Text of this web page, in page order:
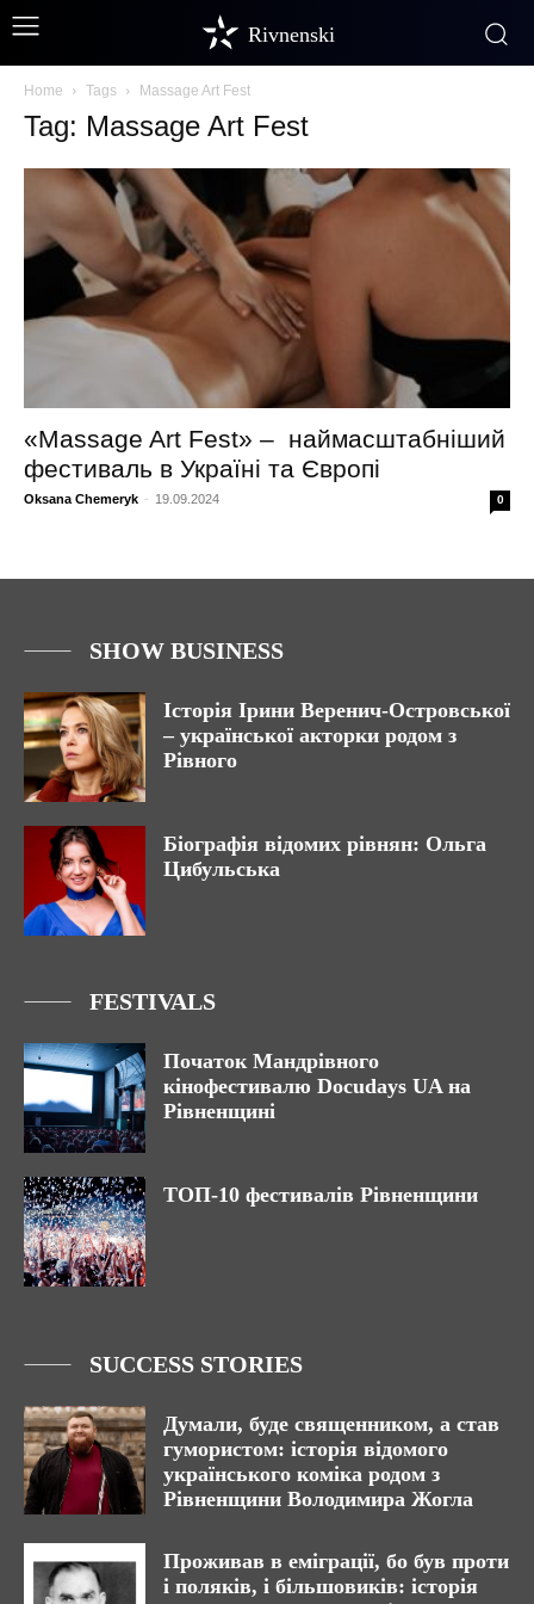
Rivnenski
Home Tags Massage Art Fest
Tag: Massage Art Fest
«Massage Art Fest» – наймасштабніший
фестиваль в Україні та Європі
Oksana Chemeryk - 19.09.2024 0
SHOW BUSINESS
Історія Ірини Веренич-Островської
– української акторки родом з
Рівного
Біографія відомих рівнян: Ольга
Цибульська
FESTIVALS
Початок Мандрівного
кінофестивалю Docudays UA на
Рівненщині
ТОП-10 фестивалів Рівненщини
SUCCESS STORIES
Думали, буде священником, а став
гумористом: історія відомого
українського коміка родом з
Рівненщини Володимира Жогла
Проживав в еміграції, бо був проти
і поляків, і більшовиків: історія